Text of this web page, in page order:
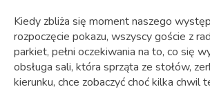
Kiedy zbliża się moment naszego
rozpoczęcie pokazu, wszyscy goście z
parkiet, pełni oczekiwania na to, co się
obsługa sali, która sprząta ze stołów,
kierunku, chce zobaczyć choć kilka chwil